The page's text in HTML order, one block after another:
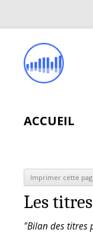
ACCUEIL
Les
"Bilan des titres